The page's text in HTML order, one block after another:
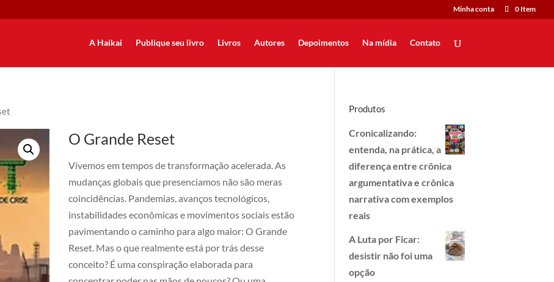
Minha conta 0 Item
A Haikai Publique seu livro Livros Autores Depoimentos Na mídia Contato
O Grande Reset
Vivemos em tempos de transformação acelerada. As
mudanças globais que presenciamos não são meras
coincidências. Pandemias, avanços tecnológicos,
instabilidades econômicas e movimentos sociais estão
pavimentando o caminho para algo maior: O Grande
Reset. Mas o que realmente está por trás desse
conceito? É uma conspiração elaborada para
Produtos
Cronicalizando:
entenda, na prática, a
diferença entre crônica
argumentativa e crônica
narrativa com exemplos
reais
A Luta por Ficar:
desistir não foi uma
opção